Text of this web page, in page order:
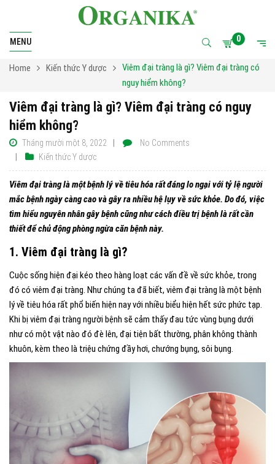
MENU 0
Home Kiến thức Y dược
Viêm đại tràng là gì? Viêm đại tràng có
nguy hiểm không?
Viêm đại tràng là gì? Viêm đại tràng có nguy
hiểm không?
Tháng mười một 8, 2022
Kiến thức Y dược
No Comments
Viêm đại tràng là một bệnh lý về tiêu hóa rất đáng lo ngại với tỷ lệ người
mắc bệnh ngày càng cao và gây ra nhiều hệ lụy về sức khỏe. Do đó, việc
tìm hiểu nguyên nhân gây bệnh cũng như cách điều trị bệnh là rất cần
thiết để chủ động phòng ngừa căn bệnh này.
1. Viêm đại tràng là gì?
Cuộc sống hiện đại kéo theo hàng loạt các vấn đề về sức khỏe, trong
đó có viêm đại tràng. Như chúng ta đã biết, viêm đại tràng là một bệnh
lý về tiêu hóa rất phổ biến hiện nay với nhiều biểu hiện hết sức phức tạp.
Khi bị viêm đại tràng người bệnh sẽ cảm thấy đau tức vùng bụng dưới
như có một vật nào đó đè lên, đại tiện bất thường, phân không thành
khuôn, kèm theo là triệu chứng đầy hơi, chướng bụng, sôi bụng.